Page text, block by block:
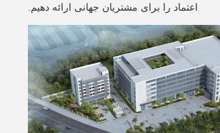
اعتماد را برای مشتریان جهانی ارائه دهیم.